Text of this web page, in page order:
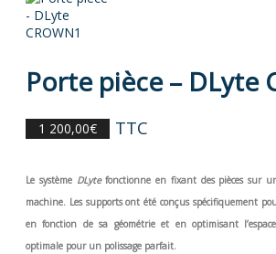
Porte pièce – DLyte
1 200,00€ TTC
Le système DLytefonctionne en fixant des pièces sur
machine. Les supports ont été conçus spécifiquement
en fonction de sa géométrie et en optimisant
optimale pour un polissage parfait.